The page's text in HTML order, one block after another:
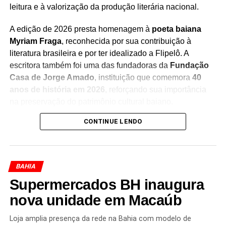
Redação Saiba+
leitura e à valorização da produção literária nacional.
A edição de 2026 presta homenagem à poeta baiana
Myriam Fraga, reconhecida por sua contribuição à
literatura brasileira e por ter idealizado a Flipelô. A
escritora também foi uma das fundadoras da Fundação
Casa de Jorge Amado, instituição que comemora 40
anos de história em 2026 , reforçando sua importância
Durante os cinco dias de evento, moradores e turistas
que incluimesas de debates, bate-papos com
escritores, lançamentos de livros, oficinas, saraus,
contações de histórias, exposições, apresentações
musicais e atividades especiais para crianças e
jovens. A iniciativa busca aproximar o público da
CONTINUE LENDO
BAHIA
Supermercados BH inaugura
nova unidade em Macaúb
Loja amplia presença da rede na Bahia com modelo de